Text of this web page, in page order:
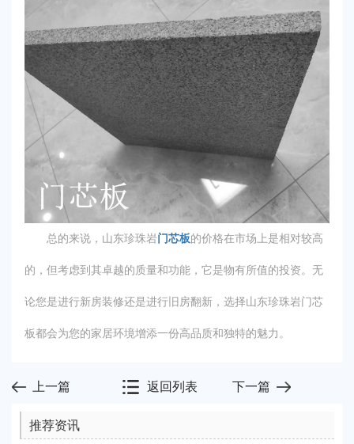
总的来说，山东珍珠岩门芯板的价格在市场上是相对较高
的，但考虑到其卓越的质量和功能，它是物有所值的投资。无
论您是进行新房装修还是进行旧房翻新，选择山东珍珠岩门芯
板都会为您的家居环境增添一份高品质和独特的魅力。
上一篇 返回列表 下一篇
推荐资讯